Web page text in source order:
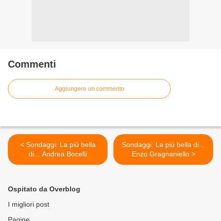
Commenti
Aggiungere un commento
< Sondaggi: La più bella
di... Andrea Bocelli
Sondaggi: La più bella di...
Enzo Gragnaniello >
Ospitato da Overblog
I migliori post